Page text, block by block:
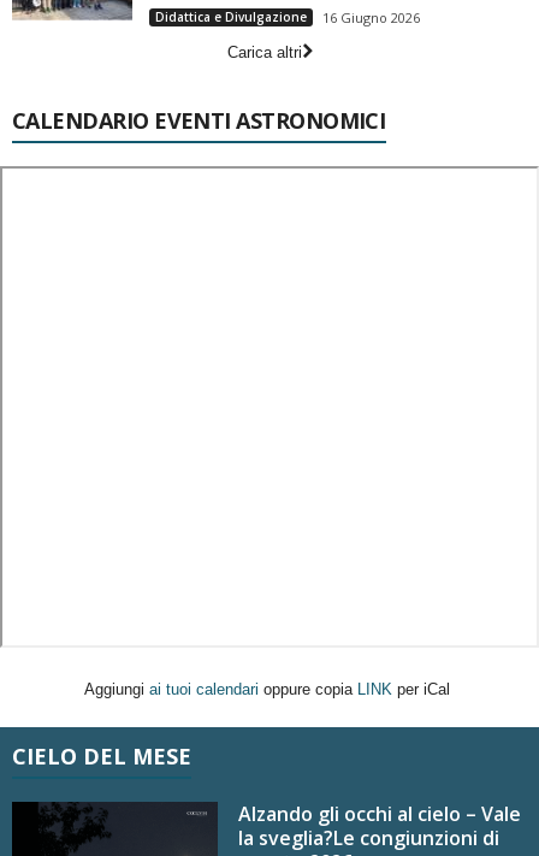
Didattica e Divulgazione
16 Giugno 2026
Carica altri
CALENDARIO EVENTI ASTRONOMICI
Aggiungi ai tuoi calendari oppure copia LINK per iCal
CIELO DEL MESE
Alzando gli occhi al cielo – Vale
la sveglia?Le congiunzioni di